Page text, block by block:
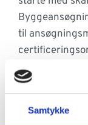
Samtykke
til
arkitektprojekt